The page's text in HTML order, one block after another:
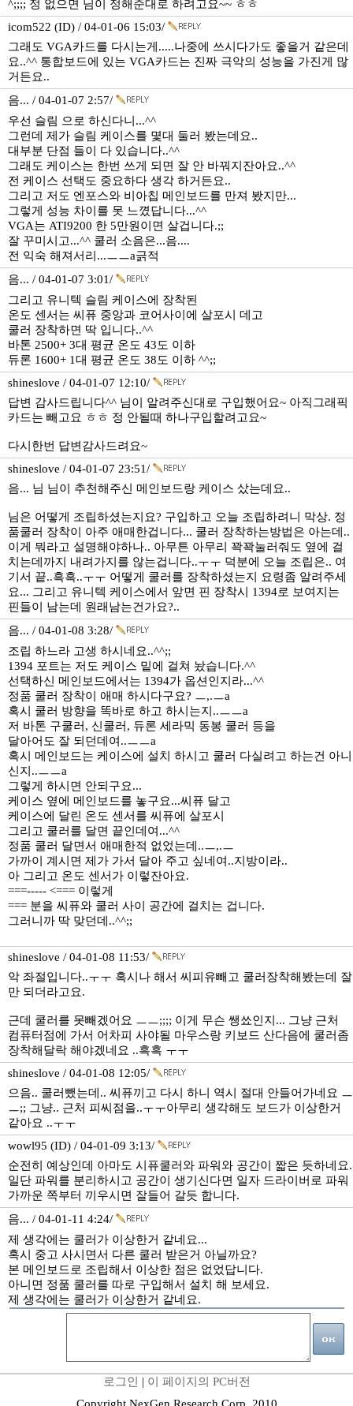
^;;;; 정 없으면 님이 정해준대로 하려고요~~ ㅎㅎ
icom522 (ID) / 04-01-06 15:03/
그래도 VGA카드를 다시는게.....나중에 쓰시다가도 좋을거 같은데
요..^^ 통합보드에 있는 VGA카드는 진짜 극악의 성능을 가진게 많
거든요..
음... / 04-01-07 2:57/
우선 슬림 으로 하신다니...^^
그런데 제가 슬림 케이스를 몇대 둘러 봤는데요..
대부분 단점 들이 다 있습니다..^^
그래도 케이스는 한번 쓰게 되면 잘 안 바꿔지잔아요..^^
전 케이스 선택도 중요하다 생각 하거든요..
그리고 저도 엔포스와 비아칩 메인보드를 만져 봤지만...
그렇게 성능 차이를 못 느꼈답니다...^^
VGA는 ATI9200 한 5만원이면 살겁니다.;;
잘 꾸미시고...^^ 쿨러 소음은...음....
전 익숙 해져서리...ㅡㅡa긁적
음... / 04-01-07 3:01/
그리고 유니텍 슬림 케이스에 장착된
온도 센서는 씨퓨 중앙과 코어사이에 살포시 데고
쿨러 장착하면 딱 입니다..^^
바톤 2500+ 3대 평균 온도 43도 이하
듀론 1600+ 1대 평균 온도 38도 이하 ^^;;
shineslove / 04-01-07 12:10/
답변 감사드립니다^^ 님이 알려주신대로 구입했어요~ 아직그래픽
카드는 빼고요 ㅎㅎ 정 안될때 하나구입할려고요~
다시한번 답변감사드려요~
shineslove / 04-01-07 23:51/
음... 님 님이 추천해주신 메인보드랑 케이스 샀는데요..
님은 어떻게 조립하셨는지요? 구입하고 오늘 조립하려니 막상. 정
품쿨러 장착이 아주 애매한겁니다... 쿨러 장착하는방법은 아는데..
이게 뭐라고 설명해야하나.. 아무튼 아무리 꽉꽉눌러줘도 옆에 걸
치는데까지 내려가지를 않는겁니다..ㅜㅜ 덕분에 오늘 조립은.. 여
기서 끝..흑흑..ㅜㅜ 어떻게 쿨러를 장착하셨는지 요령좀 알려주세
요... 그리고 유니텍 케이스에서 앞면 핀 장착시 1394로 보여지는
핀들이 남는데 원래남는건가요?..
음... / 04-01-08 3:28/
조립 하느라 고생 하시네요..^^;;
1394 포트는 저도 케이스 밑에 걸쳐 놨습니다.^^
선택하신 메인보드에서는 1394가 옵션인지라...^^
정품 쿨러 장착이 애매 하시다구요? ㅡ,.ㅡa
혹시 쿨러 방향을 똑바로 하고 하시는지..ㅡㅡa
저 바톤 구쿨러, 신쿨러, 듀론 세라믹 동봉 쿨러 등을
달아어도 잘 되던데여..ㅡㅡa
혹시 메인보드는 케이스에 설치 하시고 쿨러 다실려고 하는건 아니
신지..ㅡㅡa
그렇게 하시면 안되구요...
케이스 옆에 메인보드를 놓구요...씨퓨 달고
케이스에 달린 온도 센서를 씨퓨에 살포시
그리고 쿨러를 달면 끝인데여...^^
정품 쿨러 달면서 애매한적 없었는데..ㅡ,.ㅡ
가까이 계시면 제가 가서 달아 주고 싶네여..지방이라..
아 그리고 온도 센서가 이렇잔아요.
===----- <=== 이렇게
=== 분을 씨퓨와 쿨러 사이 공간에 걸치는 겁니다.
그러니까 딱 맞던데..^^;;
shineslove / 04-01-08 11:53/
악 좌절입니다..ㅜㅜ 혹시나 해서 씨피유빼고 쿨러장착해봤는데 잘
만 되더라고요.
근데 쿨러를 못빼겠어요 ㅡㅡ;;;; 이게 무슨 쌩쑈인지... 그냥 근처
컴퓨터점에 가서 어차피 사야될 마우스랑 키보드 산다음에 쿨러좀
장착해달락 해야겠네요 ..흑흑 ㅜㅜ
shineslove / 04-01-08 12:05/
으음.. 쿨러뺐는데.. 씨퓨끼고 다시 하니 역시 절대 안들어가네요 ㅡ
ㅡ;; 그냥.. 근처 피씨점을..ㅜㅜ아무리 생각해도 보드가 이상한거
같아요 ..ㅜㅜ
wowl95 (ID) / 04-01-09 3:13/
순전히 예상인데 아마도 시퓨쿨러와 파워와 공간이 짧은 듯하네요.
일단 파워를 분리하시고 공간이 생기신다면 일자 드라이버로 파워
가까운 쪽부터 끼우시면 잘들어 갈듯 합니다.
음... / 04-01-11 4:24/
제 생각에는 쿨러가 이상한거 같네요...
혹시 중고 사시면서 다른 쿨러 받은거 아닐까요?
본 메인보드로 조립해서 이상한 점은 없었답니다.
아니면 정품 쿨러를 따로 구입해서 설치 해 보세요.
제 생각에는 쿨러가 이상한거 같네요.
로그인 | 이 페이지의 PC버전